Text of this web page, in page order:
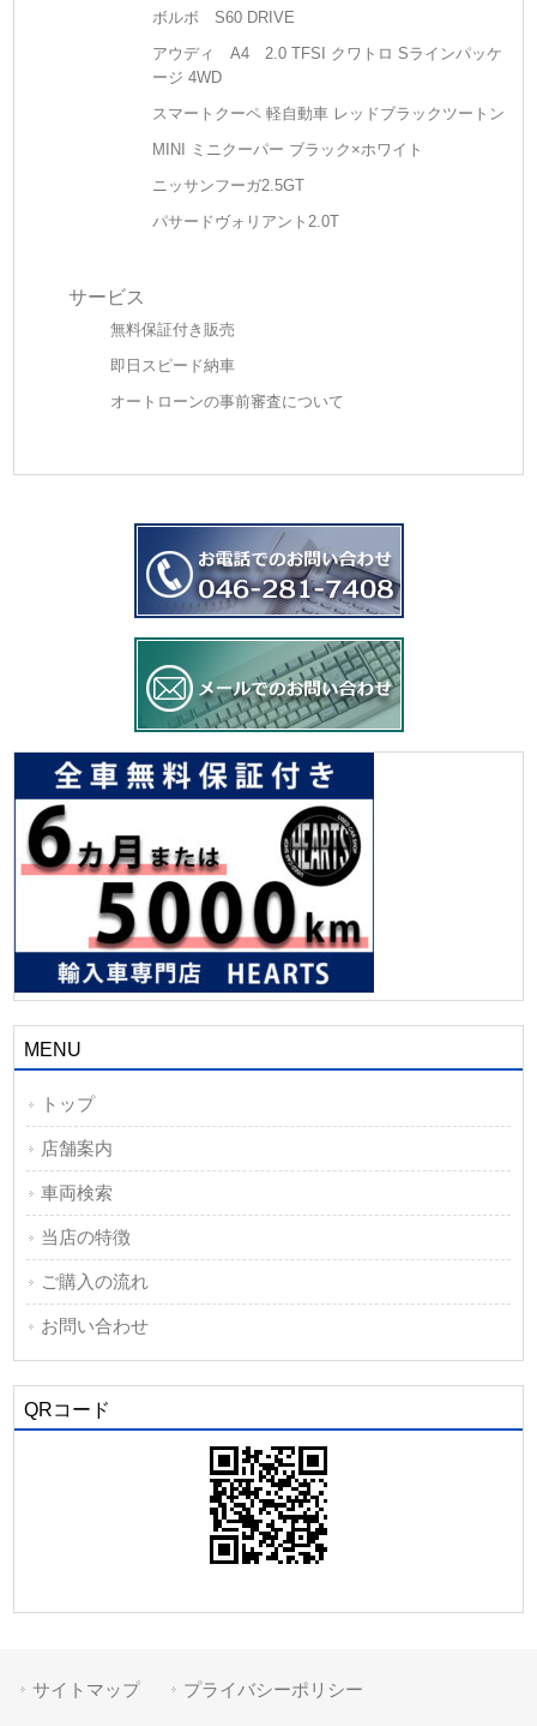
ボルボ S60 DRIVE
アウディ A4 2.0 TFSI クワトロ Sラインパッケ
ージ 4WD
スマートクーペ 軽自動車 レッドブラックツートン
MINI ミニクーパー ブラック×ホワイト
ニッサンフーガ2.5GT
パサードヴォリアント2.0T
サービス
無料保証付き販売
即日スピード納車
オートローンの事前審査について
MENU
トップ
店舗案内
車両検索
当店の特徴
ご購入の流れ
お問い合わせ
QRコード
サイトマップ プライバシーポリシー